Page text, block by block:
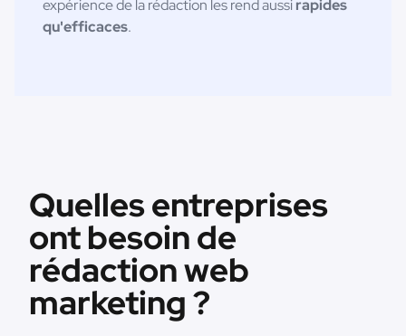
expérience de la rédaction les rend aussirapides
qu'efficaces.
Quelles entreprises
ont besoin de
rédaction web
marketing ?